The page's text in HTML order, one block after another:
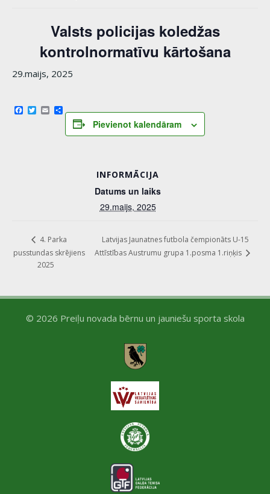
Valsts policijas koledžas
kontrolnormatīvu kārtošana
29.maijs, 2025
Facebook
Twitter
EmailShare
Pievienot kalendāram
INFORMĀCIJA
Datums un laiks
29.maijs, 2025
4. Parka
pusstundas skrējiens
2025
Latvijas Jaunatnes futbola čempionāts U-15
Attīstības Austrumu grupa 1.posma 1.riņķis
© 2026 Preiļu novada bērnu un jauniešu sporta skola